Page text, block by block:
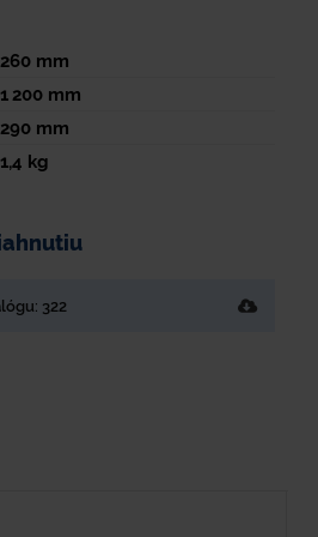
260 mm
1 200 mm
290 mm
1,4 kg
322